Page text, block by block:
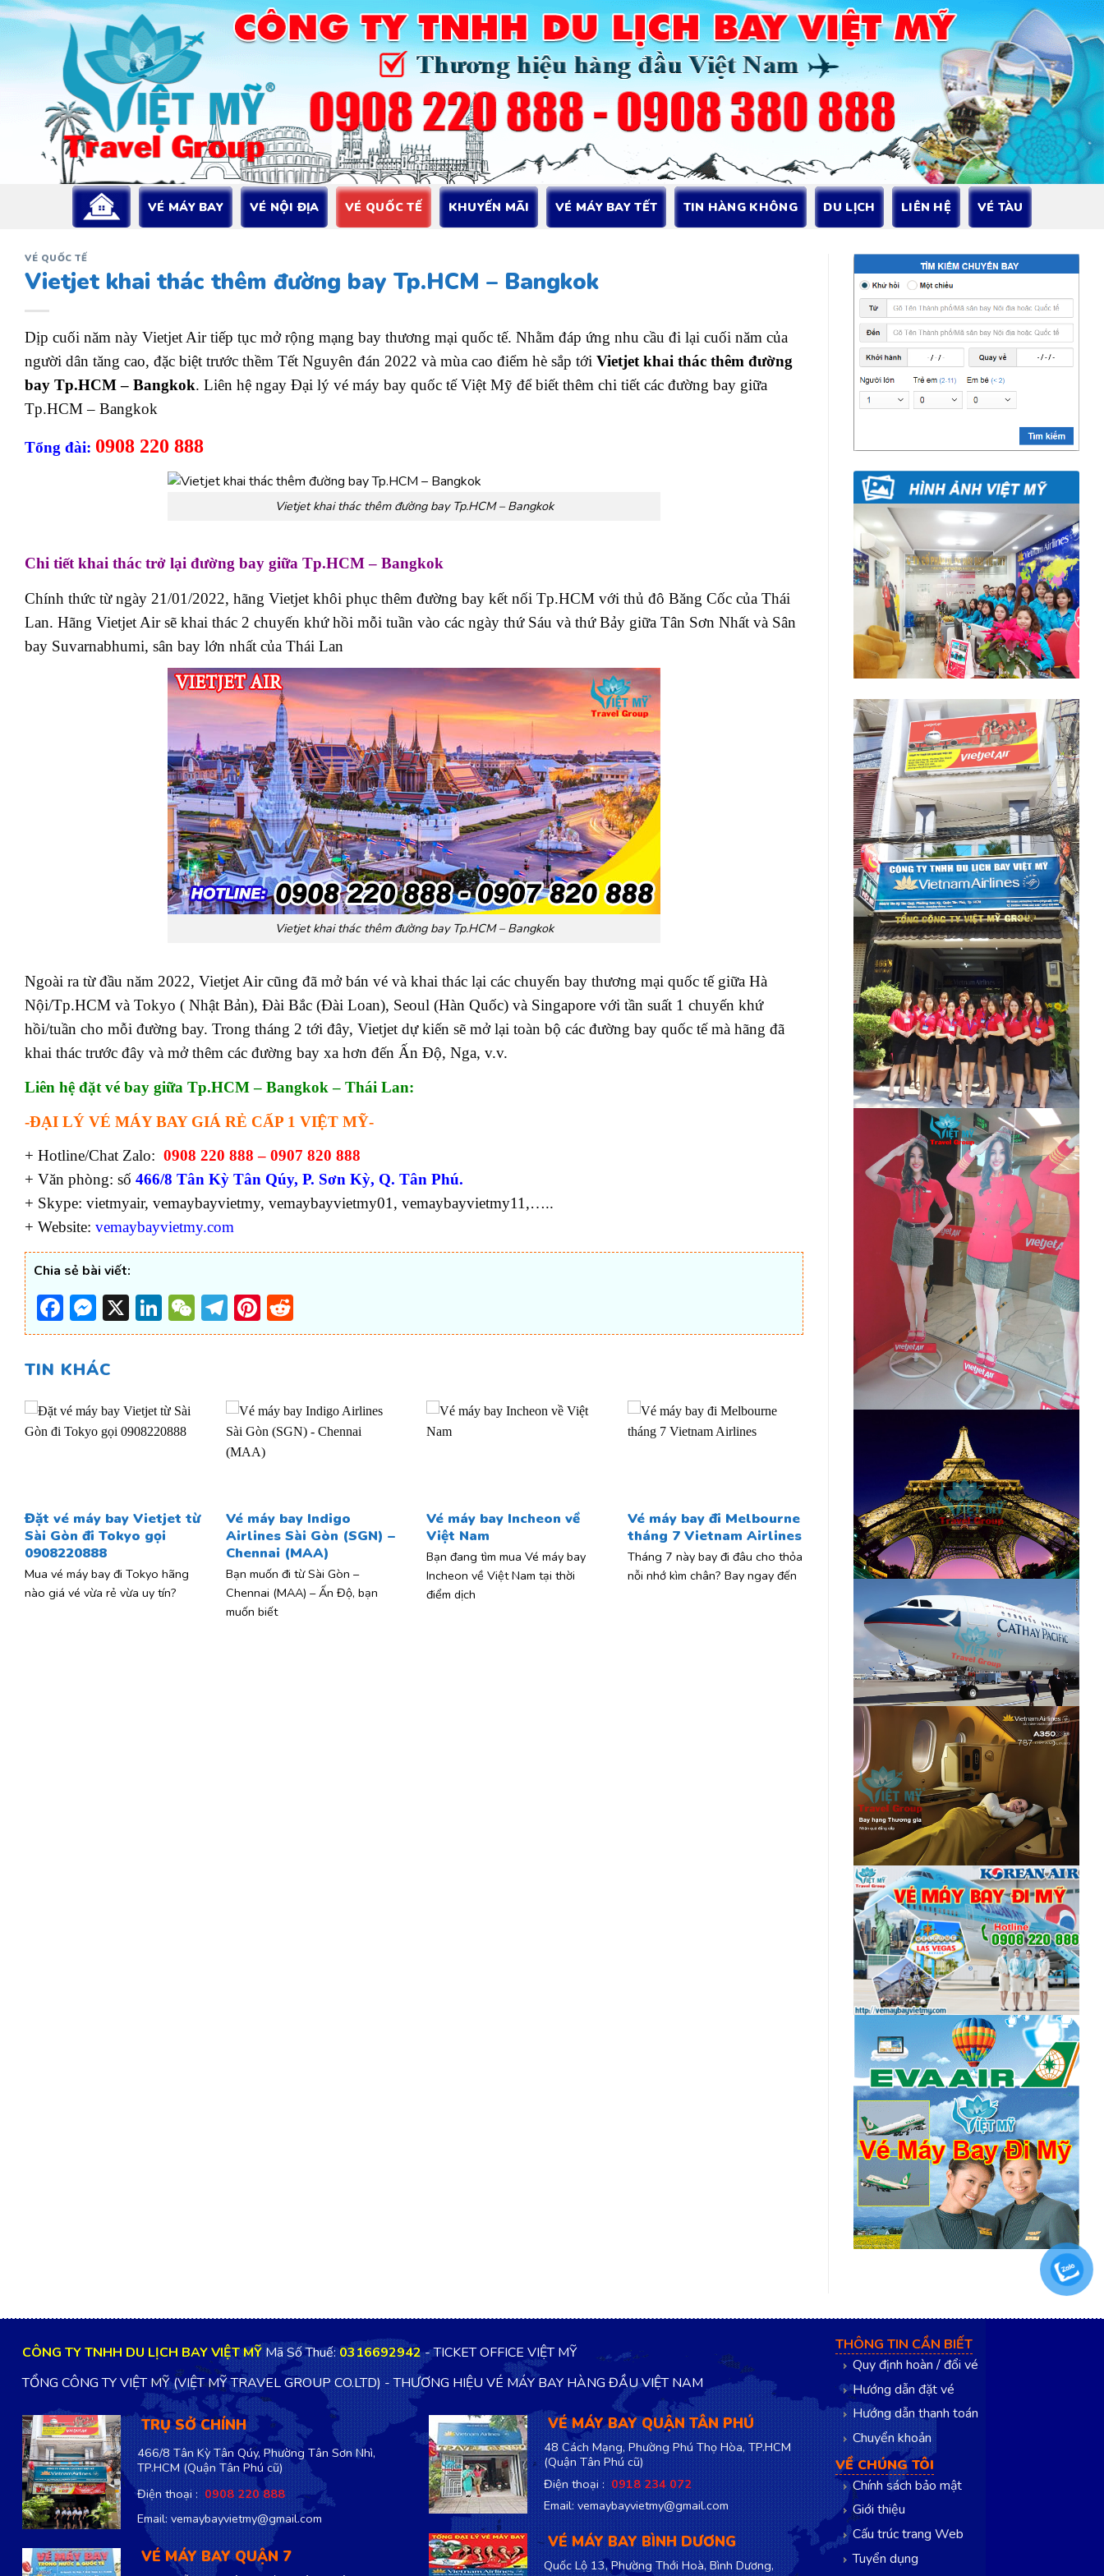
Bỏ
dung
VÉ MÁY BAY VÉ NỘI ĐỊA VÉ QUỐC TẾ KHUYẾN MÃI VÉ MÁY BAY TẾT TIN HÀNG KHÔNG DU LỊCH LIÊN HỆ VÉ TÀU
VÉ QUỐC TẾ
Vietjet khai thác thêm đường bay Tp.HCM – Bangkok
Dịp cuối năm này Vietjet Air tiếp tục mở rộng mạng bay thương mại quốc tế. Nhằm đáp ứng nhu cầu đi lại cuối năm của
người dân tăng cao, đặc biệt trước thềm Tết Nguyên đán 2022 và mùa cao điểm hè sắp tới Vietjet khai thác thêm đường
bay Tp.HCM – Bangkok. Liên hệ ngay Đại lý vé máy bay quốc tế Việt Mỹ để biết thêm chi tiết các đường bay giữa
Tp.HCM – Bangkok
Tổng đài: 0908 220 888
Vietjet khai thác thêm đường bay Tp.HCM – Bangkok
Chi tiết khai thác trở lại đường bay giữa Tp.HCM – Bangkok
Chính thức từ ngày 21/01/2022, hãng Vietjet khôi phục thêm đường bay kết nối Tp.HCM với thủ đô Băng Cốc của Thái
Lan. Hãng Vietjet Air sẽ khai thác 2 chuyến khứ hồi mỗi tuần vào các ngày thứ Sáu và thứ Bảy giữa Tân Sơn Nhất và Sân
bay Suvarnabhumi, sân bay lớn nhất của Thái Lan
Vietjet khai thác thêm đường bay Tp.HCM – Bangkok
Ngoài ra từ đầu năm 2022, Vietjet Air cũng đã mở bán vé và khai thác lại các chuyến bay thương mại quốc tế giữa Hà
Nội/Tp.HCM và Tokyo ( Nhật Bản), Đài Bắc (Đài Loan), Seoul (Hàn Quốc) và Singapore với tần suất 1 chuyến khứ
hồi/tuần cho mỗi đường bay. Trong tháng 2 tới đây, Vietjet dự kiến sẽ mở lại toàn bộ các đường bay quốc tế mà hãng đã
khai thác trước đây và mở thêm các đường bay xa hơn đến Ấn Độ, Nga, v.v.
Liên hệ đặt vé bay giữa Tp.HCM – Bangkok – Thái Lan:
-ĐẠI LÝ VÉ MÁY BAY GIÁ RẺ CẤP 1 VIỆT MỸ-
+ Hotline/Chat Zalo: 0908 220 888 – 0907 820 888
+ Văn phòng: số 466/8 Tân Kỳ Tân Qúy, P. Sơn Kỳ, Q. Tân Phú.
+ Skype: vietmyair, vemaybayvietmy, vemaybayvietmy01, vemaybayvietmy11,…..
+ Website: vemaybayvietmy.com
Chia sẻ bài viết:
Facebook
Messenger
X LinkedIn
WeChat
Telegram
Pinterest
TIN KHÁC
Đặt vé máy bay Vietjet từ
Sài Gòn đi Tokyo gọi
0908220888
Mua vé máy bay đi Tokyo hãng
nào giá vé vừa rẻ vừa uy tín?
Vé máy bay Indigo
Airlines Sài Gòn (SGN) –
Chennai (MAA)
Bạn muốn đi từ Sài Gòn –
Chennai (MAA) – Ấn Độ, bạn
muốn biết
Vé máy bay Incheon về
Việt Nam
Bạn đang tìm mua Vé máy bay
Incheon về Việt Nam tại thời
điểm dịch
Vé máy bay đi Melbourne
tháng 7 Vietnam Airlines
Tháng 7 này bay đi đâu cho thỏa
nỗi nhớ kìm chân? Bay ngay đến
CÔNG TY TNHH DU LỊCH BAY VIỆT MỸMã Số Thuế:0316692942- TICKET OFFICE VIỆT MỸ
TỔNG CÔNG TY VIỆT MỸ (VIỆT MỸ TRAVEL GROUP CO.LTD) - THƯƠNG HIỆU VÉ MÁY BAY HÀNG ĐẦU VIỆT NAM
TRỤ SỞ CHÍNH
466/8 Tân Kỳ Tân Qúy, Phường Tân Sơn Nhì,
TP.HCM(Quận Tân Phú cũ)
Điện thoại :0908 220 888
Email: vemaybayvietmy@gmail.com
VÉ MÁY BAY QUẬN 7
VÉ MÁY BAY QUẬN TÂN PHÚ
48 Cách Mạng, Phường Phú Thọ Hòa, TP.HCM
(Quận Tân Phú cũ)
Điện thoại :0918 234 072
Email: vemaybayvietmy@gmail.com
VÉ MÁY BAY BÌNH DƯƠNG
Quốc Lộ 13, Phường Thới Hoà, Bình Dương,
THÔNG TIN CẦN BIẾT
Quy định hoàn / đổi vé
Hướng dẫn đặt vé
Hướng dẫn thanh toán
Chuyển khoản
VỀ CHÚNG TÔI
Chính sách bảo mật
Giới thiệu
Cấu trúc trang Web
Tuyển dụng